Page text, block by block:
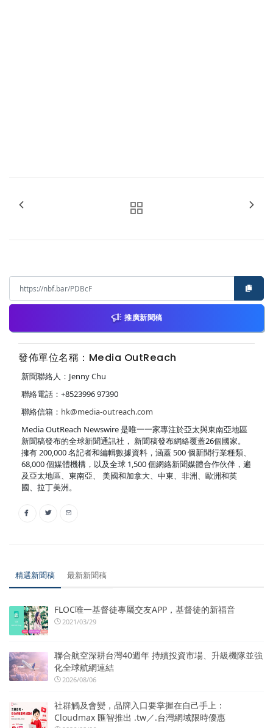
推廣新聞稿
發佈單位名稱：Media OutReach
新聞聯絡人：Jenny Chu
聯絡電話：+8523996 97390
聯絡信箱： hk@media-outreach.com
Media OutReach Newswire 是唯一一家專注於亞太與東南亞地區
新聞稿發布的全球新聞通訊社， 新聞稿發布網絡覆蓋26個國家。
擁有 200,000 名記者和編輯數據資料，涵蓋 500 個新聞行業種類、
68,000 個媒體機構，以及全球 1,500 個網絡新聞媒體合作伙伴，遍
及亞太地區、東南亞、 美國和加拿大、中東、非洲、歐洲和英
國、拉丁美洲。
精選新聞稿 最新新聞稿
FLOC唯一基督徒專屬交友APP，基督徒的新福音
2021/03/29
聯合航空深耕台灣40週年 持續投資市場、升級機隊並強
化全球航網連結
2026/08/06
社群觸及會變，品牌入口要掌握在自己手上：
Cloudmax 匯智推出 .tw／.台灣網域限時優惠